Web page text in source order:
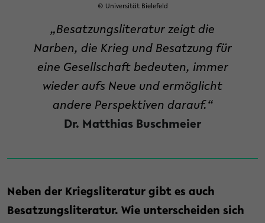
© Universität Bielefeld
„Besatzungsliteratur zeigt die
Narben, die Krieg und Besatzung für
eine Gesellschaft bedeuten, immer
wieder aufs Neue und ermöglicht
andere Perspektiven darauf.“
Dr. Matthias Buschmeier
Neben der Kriegsliteratur gibt es auch
Besatzungsliteratur. Wie unterscheiden sich